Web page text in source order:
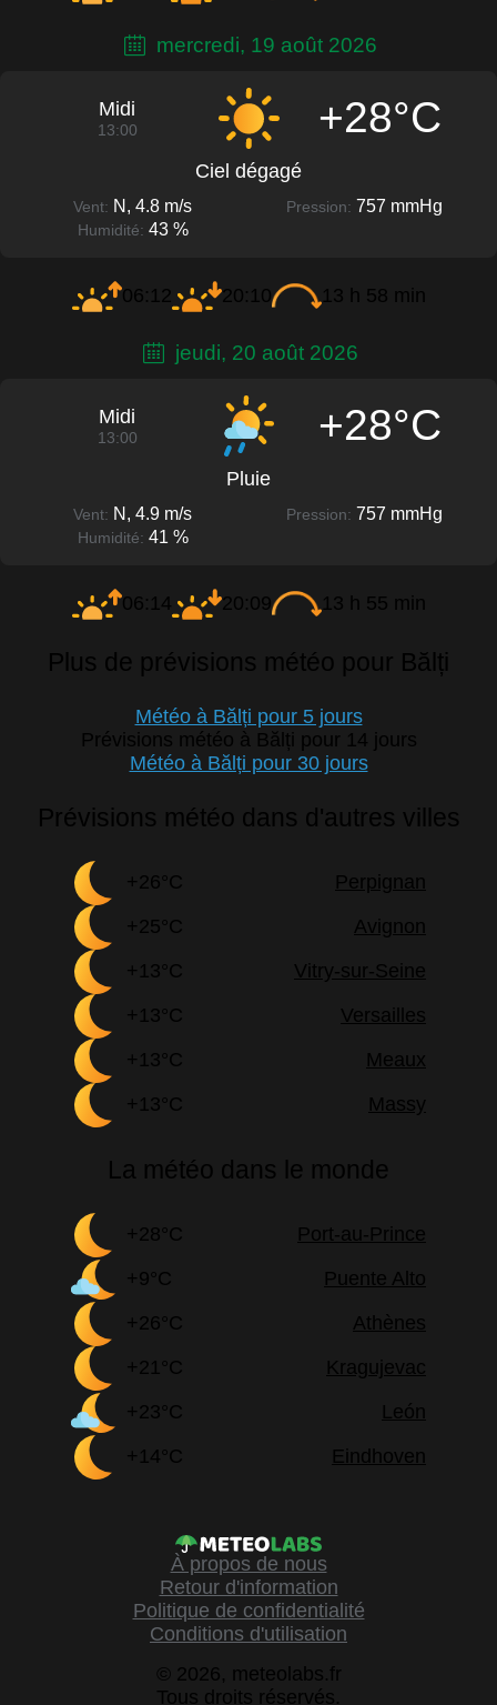
mercredi, 19 août 2026
Midi
13:00 +28°C
Ciel dégagé
Vent: N, 4.8 m/s Pression: 757 mmHg
Humidité: 43 %
06:12 20:10 13 h 58 min
jeudi, 20 août 2026
Midi
13:00 +28°C
Pluie
Vent: N, 4.9 m/s Pression: 757 mmHg
Humidité: 41 %
06:14 20:09 13 h 55 min
Plus de prévisions météo pour Bălți
Météo à Bălți pour 5 jours
Prévisions météo à Bălți pour 14 jours
Météo à Bălți pour 30 jours
Prévisions météo dans d'autres villes
+26°C
Perpignan
+25°C
Avignon
+13°C
Vitry-sur-Seine
+13°C
Versailles
+13°C
Meaux
+13°C
Massy
La météo dans le monde
+28°C
Port-au-Prince
+9°C
Puente Alto
+26°C
Athènes
+21°C
Kragujevac
+23°C
León
+14°C
Eindhoven
À propos de nous
Retour d'information
Politique de confidentialité
Conditions d'utilisation
© 2026, meteolabs.fr
Tous droits réservés.